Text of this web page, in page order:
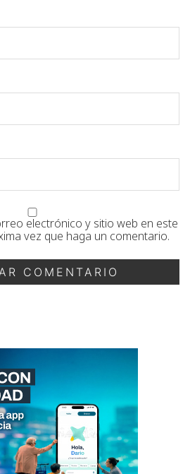
electrónico y sitio web en este
vez que haga un comentario.